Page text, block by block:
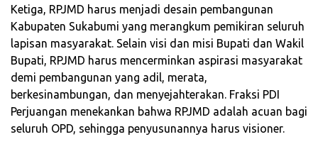
Ketiga, RPJMD harus menjadi desain pembangunan
Kabupaten Sukabumi yang merangkum pemikiran seluruh
lapisan masyarakat. Selain visi dan misi Bupati dan Wakil
Bupati, RPJMD harus mencerminkan aspirasi masyarakat
demi pembangunan yang adil, merata,
berkesinambungan, dan menyejahterakan. Fraksi PDI
Perjuangan menekankan bahwa RPJMD adalah acuan bagi
seluruh OPD, sehingga penyusunannya harus visioner.